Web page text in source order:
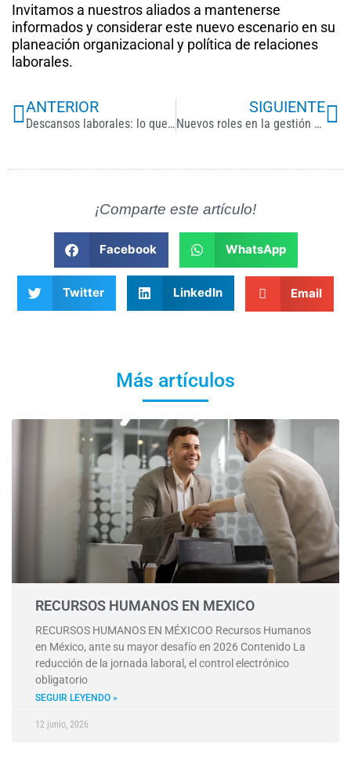
Invitamos a nuestros aliados a mantenerse
informados y considerar este nuevo escenario en su
planeación organizacional y política de relaciones
laborales.
Previo
ANTERIOR
Descansos laborales: lo que tu empresa debe saber según la Ley Federal del Trabajo
SIGUIENTE
Nuevos roles en la gestión del talento humano 2025: claves para el éxito empresarial
¡Comparte este artículo!
Facebook WhatsApp
Twitter LinkedIn Email
Más artículos
RECURSOS HUMANOS EN MEXICO
RECURSOS HUMANOS EN MÉXICOO Recursos Humanos
en México, ante su mayor desafío en 2026 Contenido La
reducción de la jornada laboral, el control electrónico
obligatorio
SEGUIR LEYENDO »
12 junio, 2026